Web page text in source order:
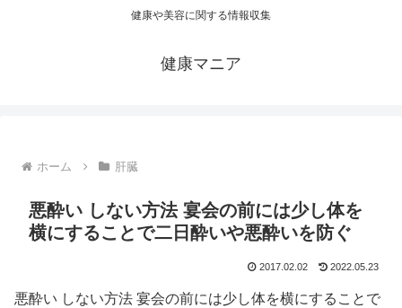
健康や美容に関する情報収集
健康マニア
ホーム 肝臓
悪酔い しない方法 宴会の前には少し体を
横にすることで二日酔いや悪酔いを防ぐ
2017.02.02 2022.05.23
悪酔い しない方法 宴会の前には少し体を横にすることで